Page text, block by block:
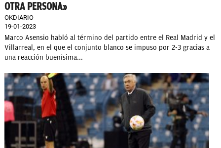
OTRA PERSONA»
OKDIARIO
19-01-2023
Marco Asensio habló al término del partido entre el Real Madrid y el
Villarreal, en el que el conjunto blanco se impuso por 2-3 gracias a
una reacción buenísima...